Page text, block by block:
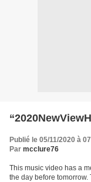
Publié le 05/11/2020 à
Par mcclure76
This music video has a
the day before